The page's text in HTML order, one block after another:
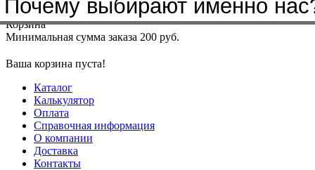
Меню+7(4912)50-37-50sbit@krep62.ru
Корзина
Минимальная сумма заказа 200 руб.
Ваша корзина пуста!
Каталог
Калькулятор
Оплата
Справочная информация
О компании
Доставка
Контакты
Почему выбирают именно